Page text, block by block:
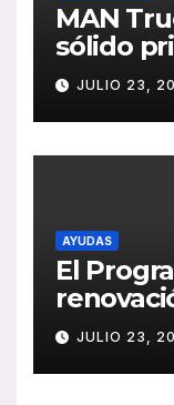
MAN
sólido
2026
ventas,
JULIO 23,
AYUDAS
El
ayudas
ligeros
JULIO 23,